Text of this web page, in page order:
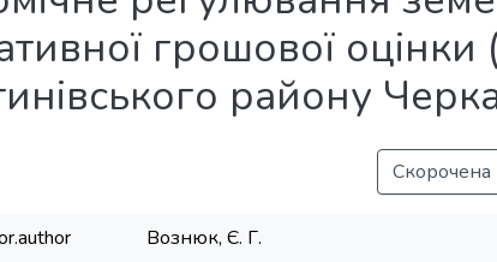
грошової оцінки
району
Скорочена
Вознюк, Є. Г.